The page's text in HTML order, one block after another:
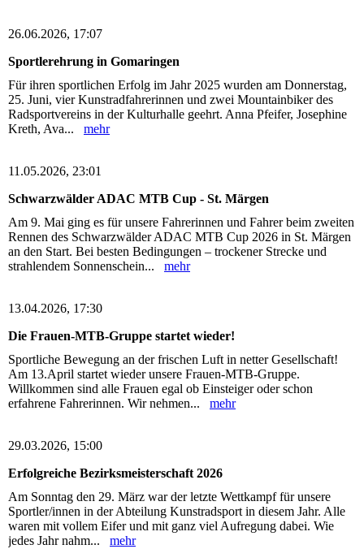
26.06.2026, 17:07
Sportlerehrung in Gomaringen
Für ihren sportlichen Erfolg im Jahr 2025 wurden am Donnerstag,
25. Juni, vier Kunstradfahrerinnen und zwei Mountainbiker des
Radsportvereins in der Kulturhalle geehrt. Anna Pfeifer, Josephine
Kreth, Ava... mehr
11.05.2026, 23:01
Schwarzwälder ADAC MTB Cup - St. Märgen
Am 9. Mai ging es für unsere Fahrerinnen und Fahrer beim zweiten
Rennen des Schwarzwälder ADAC MTB Cup 2026 in St. Märgen
an den Start. Bei besten Bedingungen – trockener Strecke und
strahlendem Sonnenschein... mehr
13.04.2026, 17:30
Die Frauen-MTB-Gruppe startet wieder!
Sportliche Bewegung an der frischen Luft in netter Gesellschaft!
Am 13.April startet wieder unsere Frauen-MTB-Gruppe.
Willkommen sind alle Frauen egal ob Einsteiger oder schon
erfahrene Fahrerinnen. Wir nehmen... mehr
29.03.2026, 15:00
Erfolgreiche Bezirksmeisterschaft 2026
Am Sonntag den 29. März war der letzte Wettkampf für unsere
Sportler/innen in der Abteilung Kunstradsport in diesem Jahr. Alle
waren mit vollem Eifer und mit ganz viel Aufregung dabei. Wie
jedes Jahr nahm... mehr